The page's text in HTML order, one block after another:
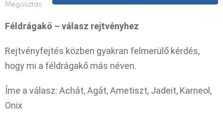
Megosztás
Féldrágakő – válasz rejtvényhez
Rejtvényfejtés közben gyakran felmerülő kérdés,
hogy mi a féldrágakő más néven.
Íme a válasz: Achát, Agát, Ametiszt, Jadeit, Karneol,
Onix